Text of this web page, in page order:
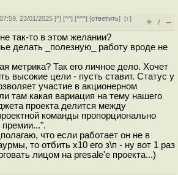
23/01/2025 [^] [^^] [^^^] [ответить][↑]
+ / –
так-то в этом желании?
делать _полезную_ работу вроде не
метрика? Так его личное дело. Хочет
высокие цели - пусть ставит. Статус у
участие в акционерном
там какая вариация на тему нашего
проекта делится между
команды пропорционально
премии...".
что если работает он не в
то отбить х10 его з\п - ну вот 1 раз
лицом на presale'е проекта...)